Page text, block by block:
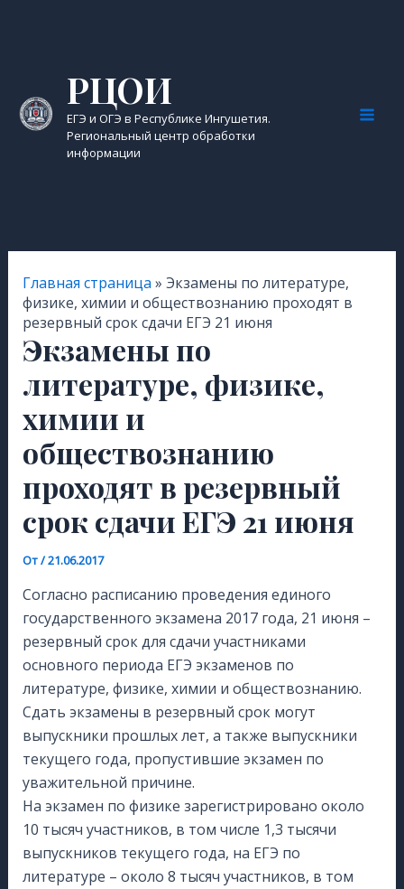
РЦОИ
ЕГЭ и ОГЭ в Республике Ингушетия.
Региональный центр обработки
информации
Главная страница » Экзамены по литературе,
физике, химии и обществознанию проходят в
резервный срок сдачи ЕГЭ 21 июня
Экзамены по
литературе, физике,
химии и
обществознанию
проходят в резервный
срок сдачи ЕГЭ 21 июня
От/21.06.2017
Согласно расписанию проведения единого
государственного экзамена 2017 года, 21 июня –
резервный срок для сдачи участниками
основного периода ЕГЭ экзаменов по
литературе, физике, химии и обществознанию.
Сдать экзамены в резервный срок могут
выпускники прошлых лет, а также выпускники
текущего года, пропустившие экзамен по
уважительной причине.
На экзамен по физике зарегистрировано около
10 тысяч участников, в том числе 1,3 тысячи
выпускников текущего года, на ЕГЭ по
литературе – около 8 тысяч участников, в том